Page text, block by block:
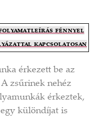
fénnyel
kapcsolatosan
érkezett be az
zsűrinek nehéz
érkeztek,
különdíjat is